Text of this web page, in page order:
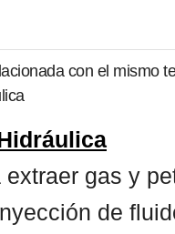
con el mismo
gas y
de